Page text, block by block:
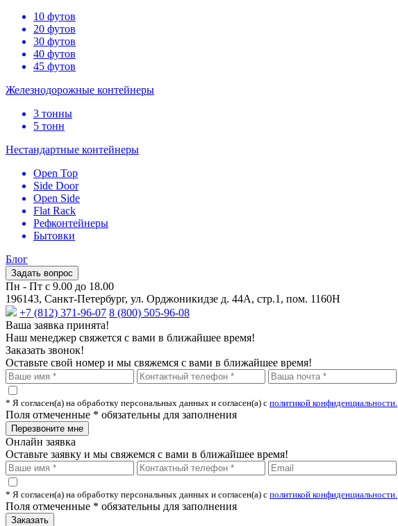
10 футов
20 футов
30 футов
40 футов
45 футов
Железнодорожные контейнеры
3 тонны
5 тонн
Нестандартные контейнеры
Open Top
Side Door
Open Side
Flat Rack
Рефконтейнеры
Бытовки
Блог
Задать вопрос
Пн - Пт с 9.00 до 18.00
196143, Санкт-Петербург, ул. Орджоникидзе д. 44А, стр.1, пом. 1160Н
+7 (812) 371-96-07 8 (800) 505-96-08
Ваша заявка принята!
Наш менеджер свяжется с вами в ближайшее время!
Заказать звонок!
Оставьте свой номер и мы свяжемся с вами в ближайшее время!
* Я согласен(а) на обработку персональных данных и согласен(а) с политикой конфиденциальности.
Поля отмеченные * обязательны для заполнения
Онлайн заявка
Оставьте заявку и мы свяжемся с вами в ближайшее время!
* Я согласен(а) на обработку персональных данных и согласен(а) с политикой конфиденциальности.
Поля отмеченные * обязательны для заполнения